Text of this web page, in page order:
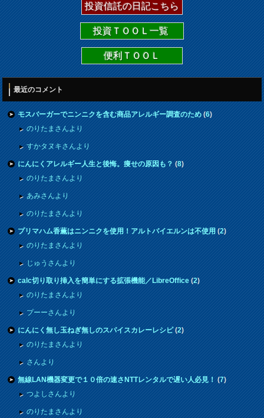
投資信託の日記こちら
投資ＴＯＯＬ一覧
便利ＴＯＯＬ
最近のコメント
モスバーガーでニンニクを含む商品アレルギー調査のため(6)
のりたまさんより
すかタヌキさんより
にんにくアレルギー人生と後悔。痩せの原因も？(8)
のりたまさんより
あみさんより
のりたまさんより
プリマハム香薫はニンニクを使用！アルトバイエルンは不使用(2)
のりたまさんより
じゅうさんより
calc切り取り挿入を簡単にする拡張機能／LibreOffice(2)
のりたまさんより
プーーさんより
にんにく無し玉ねぎ無しのスパイスカレーレシピ(2)
のりたまさんより
さんより
無線LAN機器変更で１０倍の速さNTTレンタルで遅い人必見！(7)
つよしさんより
のりたまさんより